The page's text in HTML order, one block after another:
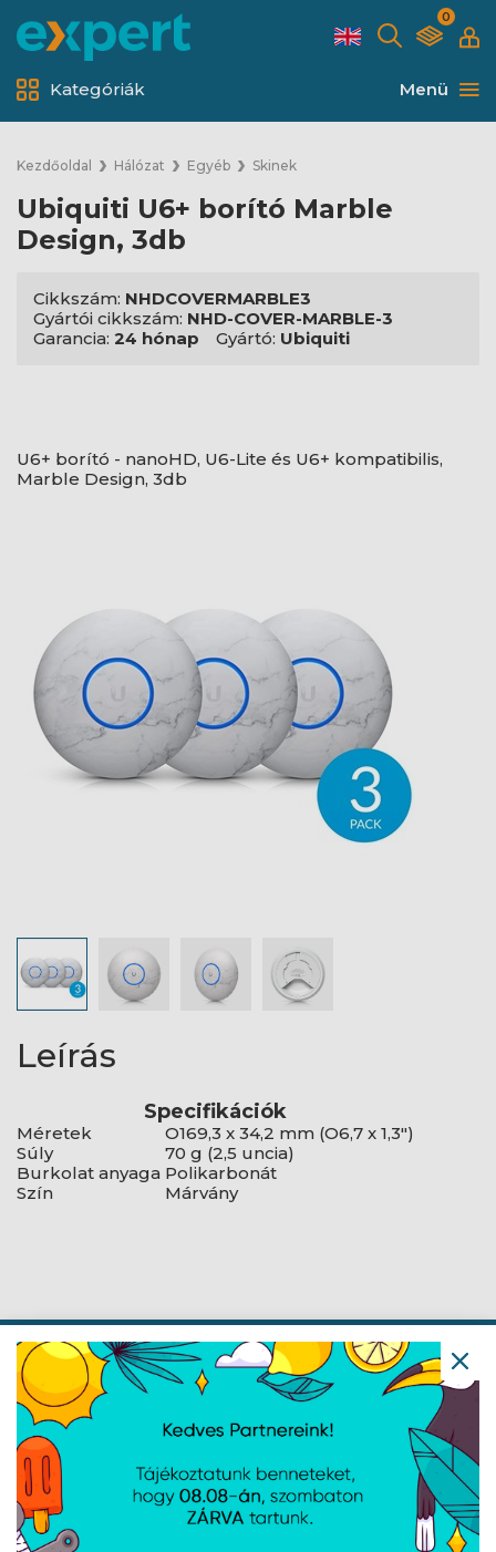
0
Menü
Kategóriák
Kezdőoldal Hálózat Egyéb Skinek
Ubiquiti U6+ borító Marble
Design, 3db
Cikkszám: NHDCOVERMARBLE3
Gyártói cikkszám: NHD-COVER-MARBLE-3
Garancia: 24 hónap Gyártó: Ubiquiti
U6+ borító - nanoHD, U6-Lite és U6+ kompatibilis,
Marble Design, 3db
Leírás
Specifikációk
Méretek
O169,3 x 34,2 mm (O6,7 x 1,3")
Súly
70 g (2,5 uncia)
Burkolat anyaga Polikarbonát
Szín
Márvány
Navigáció
Hírek
Újdonságok
Kapcsolat
Letöltések
Gyártóink